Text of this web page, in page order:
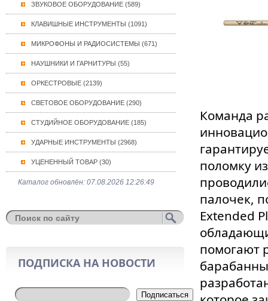
ЗВУКОВОЕ ОБОРУДОВАНИЕ (589)
КЛАВИШНЫЕ ИНСТРУМЕНТЫ (1091)
МИКРОФОНЫ И РАДИОСИСТЕМЫ (671)
НАУШНИКИ И ГАРНИТУРЫ (55)
ОРКЕСТРОВЫЕ (2139)
СВЕТОВОЕ ОБОРУДОВАНИЕ (290)
СТУДИЙНОЕ ОБОРУДОВАНИЕ (185)
УДАРНЫЕ ИНСТРУМЕНТЫ (2968)
УЦЕНЕННЫЙ ТОВАР (30)
Каталог обновлён: 07.08.2026 12:26:49
ПОДПИСКА НА НОВОСТИ
Подписаться
Команда
поломку
палочек,
Extended
помогают